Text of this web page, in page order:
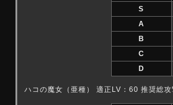
S
A
B
C
D
ハコの魔女（亜種） 適正LV：60 推奨総